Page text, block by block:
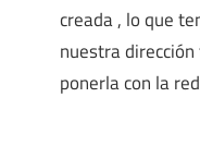
creada , lo que
nuestra
ponerla con la